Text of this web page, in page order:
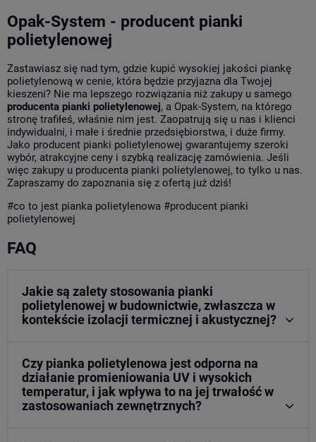
Opak-System - producent pianki
polietylenowej
Zastawiasz się nad tym, gdzie kupić wysokiej jakości piankę
polietylenową w cenie, która będzie przyjazna dla Twojej
kieszeni? Nie ma lepszego rozwiązania niż zakupy u samego
producenta pianki polietylenowej, a Opak-System, na którego
stronę trafiłeś, właśnie nim jest. Zaopatrują się u nas i klienci
indywidualni, i małe i średnie przedsiębiorstwa, i duże firmy.
Jako producent pianki polietylenowej gwarantujemy szeroki
wybór, atrakcyjne ceny i szybką realizację zamówienia. Jeśli
więc zakupy u producenta pianki polietylenowej, to tylko u nas.
Zapraszamy do zapoznania się z ofertą już dziś!
#co to jest pianka polietylenowa #producent pianki
polietylenowej
FAQ
Jakie są zalety stosowania pianki
polietylenowej w budownictwie, zwłaszcza w
kontekście izolacji termicznej i akustycznej?
Czy pianka polietylenowa jest odporna na
działanie promieniowania UV i wysokich
temperatur, i jak wpływa to na jej trwałość w
zastosowaniach zewnętrznych?